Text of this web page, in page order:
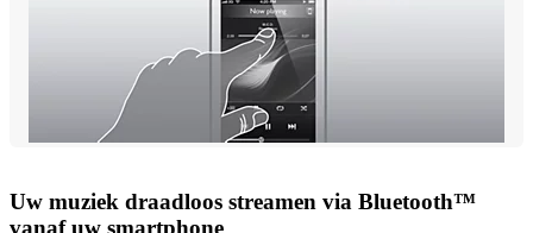
Uw muziek draadloos streamen via Bluetooth™
vanaf uw smartphone